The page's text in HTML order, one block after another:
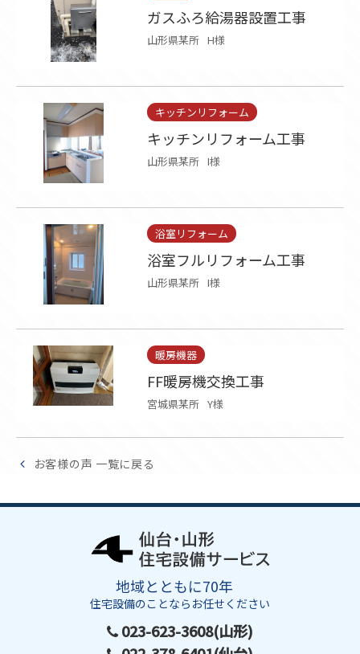
ガスふろ給湯器設置工事
山形県某所 H様
キッチンリフォーム
キッチンリフォーム工事
山形県某所 I様
浴室リフォーム
浴室フルリフォーム工事
山形県某所 I様
暖房機器
FF暖房機交換工事
宮城県某所 Y様
お客様の声 一覧に戻る
地域とともに70年
住宅設備のことならお任せください
023-623-3608(山形)